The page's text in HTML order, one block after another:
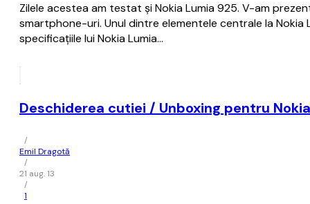
Zilele acestea am testat și Nokia Lumia 925. V-am
smartphone-uri. Unul dintre elementele centrale la
specificațiile lui Nokia Lumia…
Deschiderea cutiei / Unboxing pentru
/
Emil Dragotă
/
21 aug. 13
/
1